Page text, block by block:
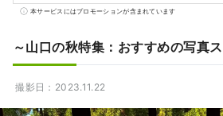
のんびりと湯田温泉を楽
あなたが引き寄せられる
いっきり見て、感じて、
い。 あなたの思うまま、
本サービスにはプロモーションが含まれています
～山口の秋特集：おすすめの写真
撮影日：2023.11.22